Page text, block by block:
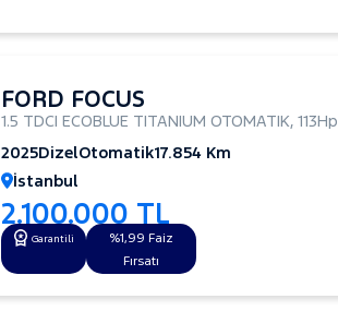
FORD FOCUS
1.5 TDCI ECOBLUE TITANIUM OTOMATIK, 113Hp
2025DizelOtomatik17.854 Km
İstanbul
2.100.000 TL
Garantili
%1,99 Faiz
Fırsatı